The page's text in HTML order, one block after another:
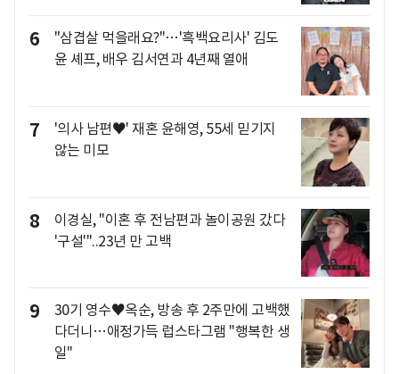
6
"삼겹살 먹을래요?"…'흑백요리사' 김도
윤 셰프, 배우 김서연과 4년째 열애
7
'의사 남편♥' 재혼 윤해영, 55세 믿기지
않는 미모
8
이경실, "이혼 후 전남편과 놀이공원 갔다
'구설'"..23년 만 고백
9
30기 영수♥옥순, 방송 후 2주만에 고백했
다더니…애정가득 럽스타그램 "행복한 생
일"